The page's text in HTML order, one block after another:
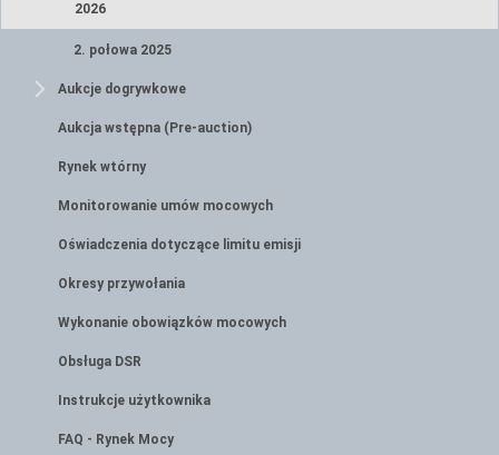
2026
2. połowa 2025
Aukcje dogrywkowe
Aukcja wstępna (Pre-auction)
Rynek wtórny
Monitorowanie umów mocowych
Oświadczenia dotyczące limitu emisji
Okresy przywołania
Wykonanie obowiązków mocowych
Obsługa DSR
Instrukcje użytkownika
FAQ - Rynek Mocy